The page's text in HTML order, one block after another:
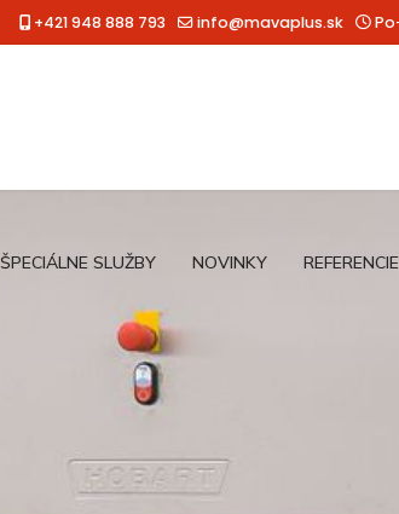
+421 948 888 793 info@mavaplus.sk
ŠPECIÁLNE SLUŽBY NOVINKY REFERENCIE